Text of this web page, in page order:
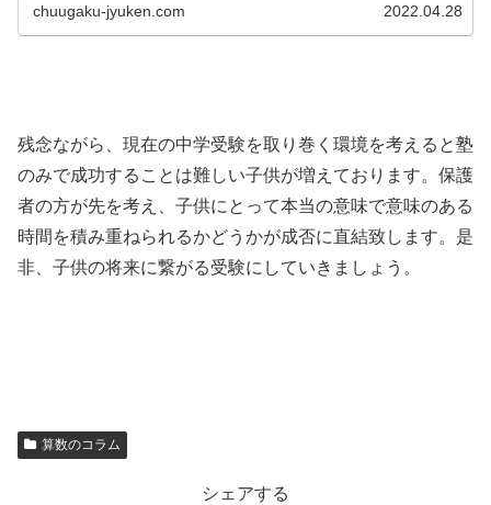
chuugaku-jyuken.com 2022.04.28
残念ながら、現在の中学受験を取り巻く環境を考えると塾
のみで成功することは難しい子供が増えております。保護
者の方が先を考え、子供にとって本当の意味で意味のある
時間を積み重ねられるかどうかが成否に直結致します。是
非、子供の将来に繋がる受験にしていきましょう。
算数のコラム
シェアする